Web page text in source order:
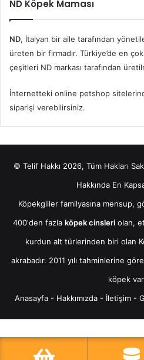
ND Köpek Maması
ND, İtalyan bir aile tarafından
üreten bir firmadır. Türkiye’de en
çeşitleri ND markası tarafından
İnternetteki online petshop
siparişi verebilirsiniz.
© Telif Hakkı 2026, Tüm Hakları
Hakkında En
Köpekgiller familyasına mensup,
400'den fazla köpek cinsleri olan,
kurdun alt türlerinden biri olan
akrabadır. 2011 yılı tahminlerine
köpek
Anasayfa - Hakkımızda - İletişim -